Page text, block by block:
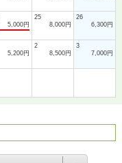
5,000円
25
8,000円
26
6,300円
5,200円
2
8,500円
3
7,000円